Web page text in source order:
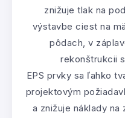
znižuje tlak na
výstavbe ciest na
pôdach, v
rekonštrukcii
EPS prvky sa ľahko
projektovým
a znižuje náklady